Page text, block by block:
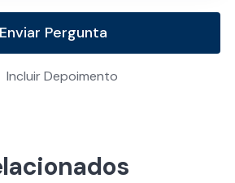
Enviar Pergunta
Incluir Depoimento